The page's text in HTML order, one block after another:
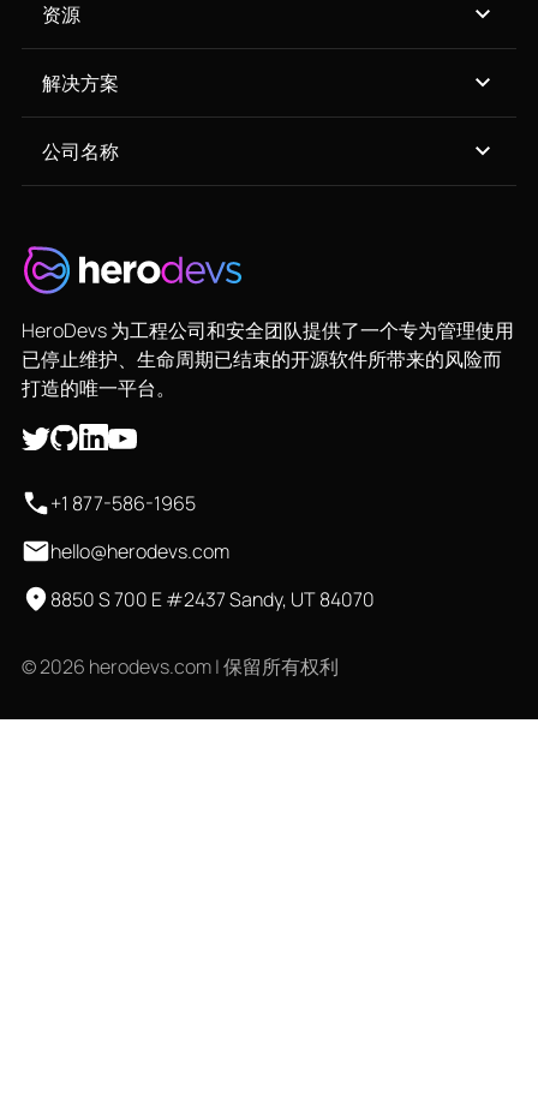
资源
解决方案
公司名称
HeroDevs 为工程公司和安全团队提供了一个专为管理使用
已停止维护、生命周期已结束的开源软件所带来的风险而
打造的唯一平台。
+1 877-586-1965
hello@herodevs.com
8850 S 700 E #2437 Sandy, UT 84070
© 2026 herodevs.com | 保留所有权利